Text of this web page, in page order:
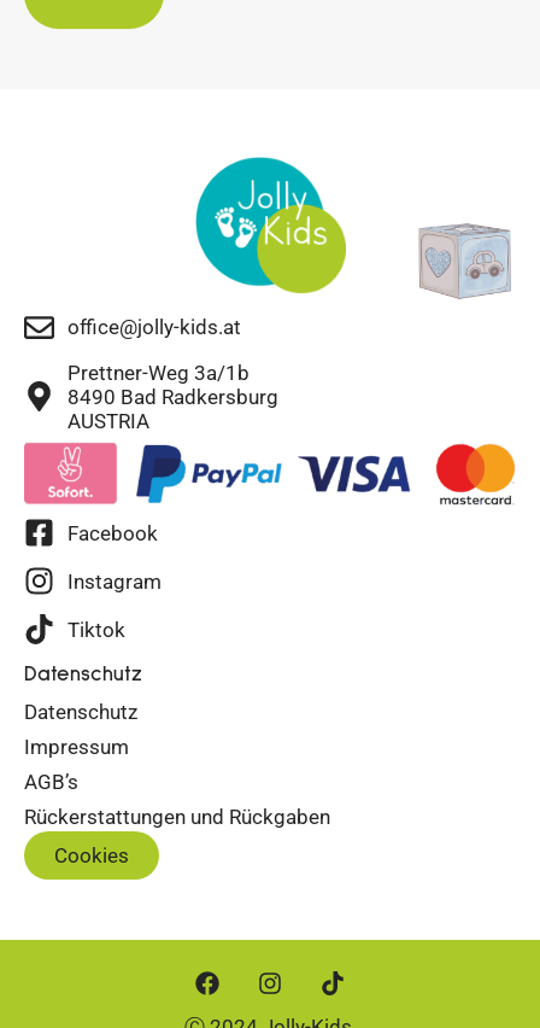
office@jolly-kids.at
Prettner-Weg 3a/1b
8490 Bad Radkersburg
AUSTRIA
Facebook
Instagram
Tiktok
Datenschutz
Datenschutz
Impressum
AGB’s
Rückerstattungen und Rückgaben
Cookies